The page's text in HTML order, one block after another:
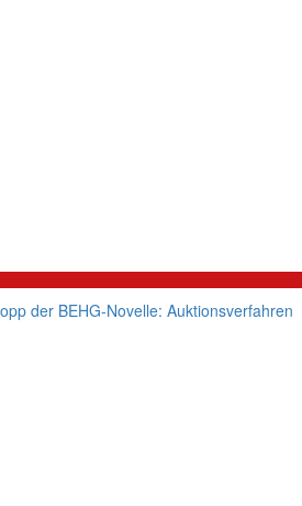
der BEHG-Novelle: Auktionsverfahren